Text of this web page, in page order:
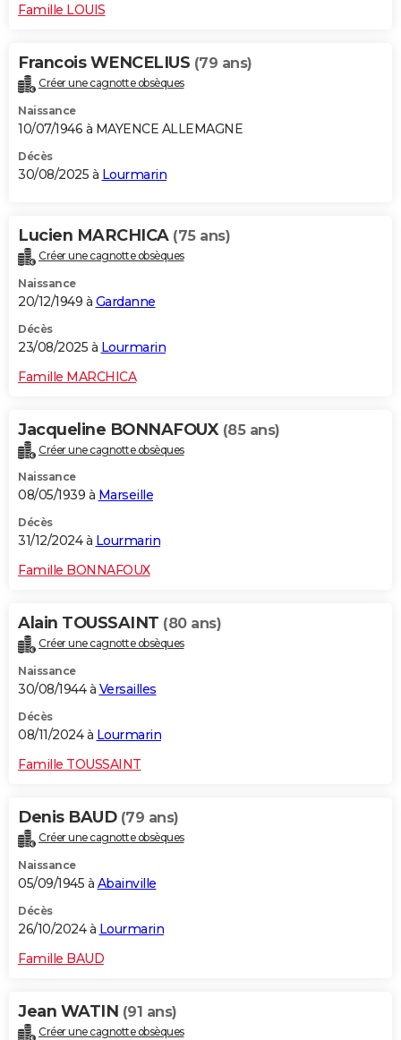
FORUM
Famille LOUIS
Francois WENCELIUS (79 ans)
Créer une cagnotte obsèques
Naissance
10/07/1946 à MAYENCE ALLEMAGNE
Décès
30/08/2025 à Lourmarin
Lucien MARCHICA (75 ans)
Créer une cagnotte obsèques
Naissance
20/12/1949 à Gardanne
Décès
23/08/2025 à Lourmarin
Famille MARCHICA
Jacqueline BONNAFOUX (85 ans)
Créer une cagnotte obsèques
Naissance
08/05/1939 à Marseille
Décès
31/12/2024 à Lourmarin
Famille BONNAFOUX
Alain TOUSSAINT (80 ans)
Créer une cagnotte obsèques
Naissance
30/08/1944 à Versailles
Décès
08/11/2024 à Lourmarin
Famille TOUSSAINT
Denis BAUD (79 ans)
Créer une cagnotte obsèques
Naissance
05/09/1945 à Abainville
Décès
26/10/2024 à Lourmarin
Famille BAUD
Jean WATIN (91 ans)
Créer une cagnotte obsèques